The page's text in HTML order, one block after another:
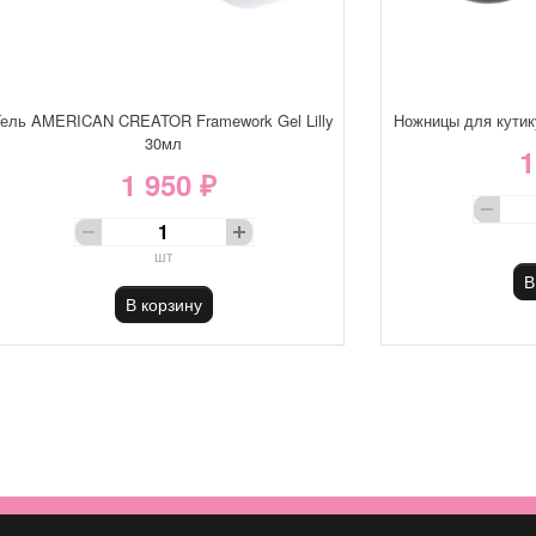
AMERICAN CREATOR Framework Gel Lilly
30мл
1 950 ₽
шт
В корзину
Ножницы для